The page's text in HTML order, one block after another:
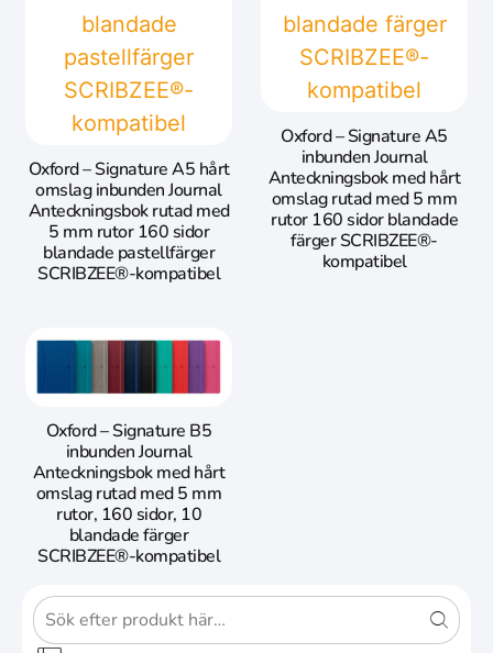
Oxford – Signature A5 hårt
omslag inbunden Journal
Anteckningsbok rutad med
5 mm rutor 160 sidor
blandade pastellfärger
SCRIBZEE®-kompatibel
Oxford – Signature A5
inbunden Journal
Anteckningsbok med hårt
omslag rutad med 5 mm
rutor 160 sidor blandade
färger SCRIBZEE®-
kompatibel
Oxford – Signature B5
inbunden Journal
Anteckningsbok med hårt
omslag rutad med 5 mm
rutor, 160 sidor, 10
blandade färger
SCRIBZEE®-kompatibel